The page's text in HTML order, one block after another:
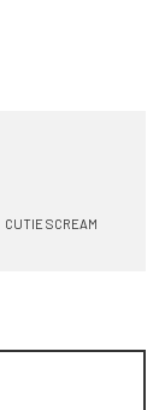
CUTIE SCREAM